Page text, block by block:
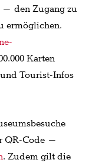
den Zugang zu
ermöglichen.
Karten
Tourist-Infos
QR-Code –
. Zudem gilt die